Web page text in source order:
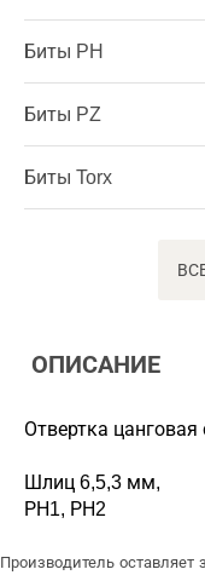
Биты PH
Биты PZ
Биты Torx
ОПИСАНИЕ
Отвертка
Шлиц 6,5,3 мм,
РН1, РН2
Производитель